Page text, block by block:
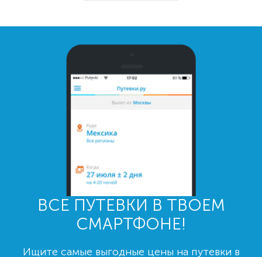
ВСЕ ПУТЕВКИ В ТВОЕМ
СМАРТФОНЕ!
Ищите самые выгодные цены на путевки в